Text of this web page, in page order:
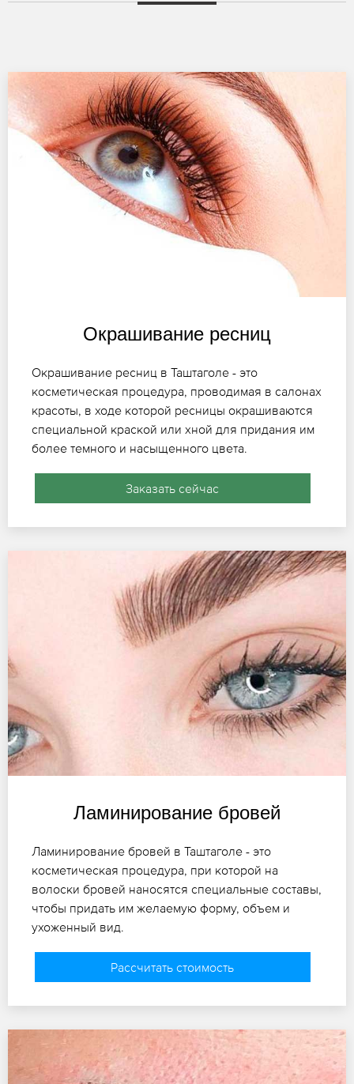
Окрашивание ресниц
Окрашивание ресниц в Таштаголе - это
косметическая процедура, проводимая в салонах
красоты, в ходе которой ресницы окрашиваются
специальной краской или хной для придания им
более темного и насыщенного цвета.
Заказать сейчас
Ламинирование бровей
Ламинирование бровей в Таштаголе - это
косметическая процедура, при которой на
волоски бровей наносятся специальные составы,
чтобы придать им желаемую форму, объем и
ухоженный вид.
Рассчитать стоимость